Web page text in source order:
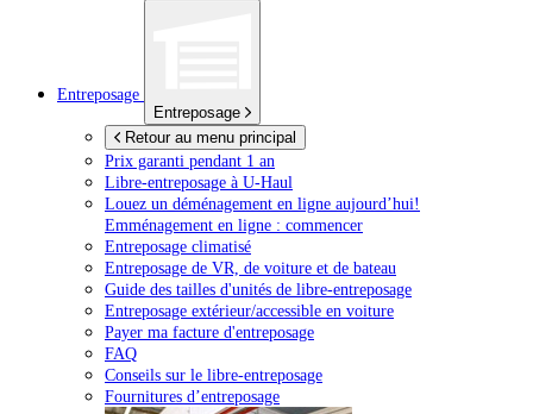
Entreposage
Entreposage
Retour au menu principal
Prix garanti pendant 1 an
Libre-entreposage à U-Haul
Louez un déménagement en ligne aujourd’hui!
Emménagement en ligne : commencer
Entreposage climatisé
Entreposage de VR, de voiture et de bateau
Guide des tailles d'unités de libre-entreposage
Entreposage extérieur/accessible en voiture
Payer ma facture d'entreposage
FAQ
Conseils sur le libre-entreposage
Fournitures d’entreposage